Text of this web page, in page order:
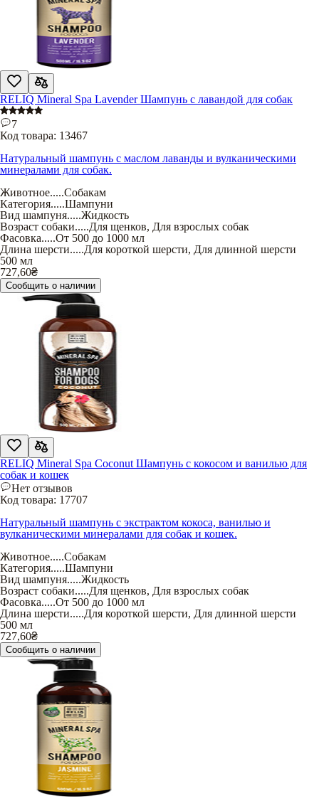
RELIQ Mineral Spa Lavender Шампунь с лавандой для собак
7
Код товара: 13467
Натуральный шампунь с маслом лаванды и вулканическими
минералами для собак.
Животное.....Собакам
Категория.....Шампуни
Вид шампуня.....Жидкость
Возраст собаки.....Для щенков, Для взрослых собак
Фасовка.....От 500 до 1000 мл
Длина шерсти.....Для короткой шерсти, Для длинной шерсти
500 мл
727,60₴
Сообщить о наличии
RELIQ Mineral Spa Coconut Шампунь с кокосом и ванилью для
собак и кошек
Нет отзывов
Код товара: 17707
Натуральный шампунь с экстрактом кокоса, ванилью и
вулканическими минералами для собак и кошек.
Животное.....Собакам
Категория.....Шампуни
Вид шампуня.....Жидкость
Возраст собаки.....Для щенков, Для взрослых собак
Фасовка.....От 500 до 1000 мл
Длина шерсти.....Для короткой шерсти, Для длинной шерсти
500 мл
727,60₴
Сообщить о наличии